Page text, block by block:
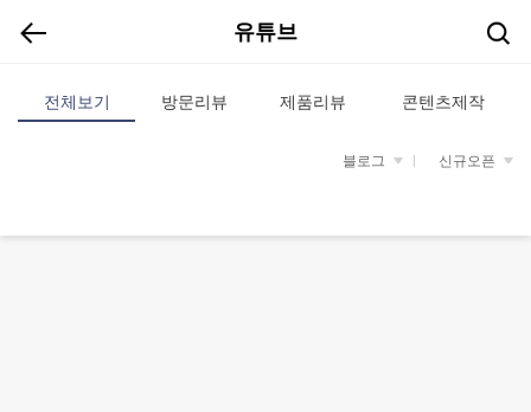
유튜브
전체보기 방문리뷰 제품리뷰 콘텐츠제작
블로그 신규오픈